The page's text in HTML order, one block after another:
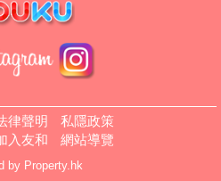
律聲明
私隱政策
入友和 網站導覽
by Property.hk